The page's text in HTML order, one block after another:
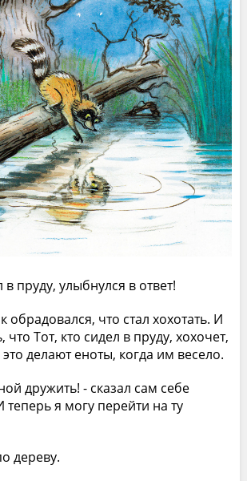
в пруду, улыбнулся в ответ!
обрадовался, что стал хохотать. И
что Тот, кто сидел в пруду, хохочет,
это делают еноты, когда им весело.
дружить! - сказал сам себе
я могу перейти на ту
дереву.